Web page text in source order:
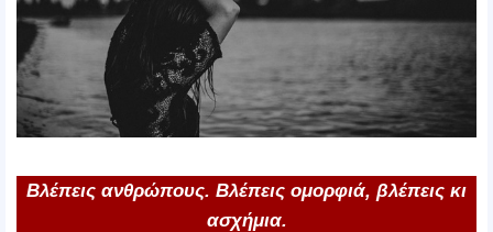
Βλέπεις ανθρώπους. Βλέπεις ομορφιά, βλέπεις κι
ασχήμια.